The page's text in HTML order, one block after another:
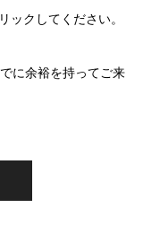
ックしてください。
に余裕を持ってご来